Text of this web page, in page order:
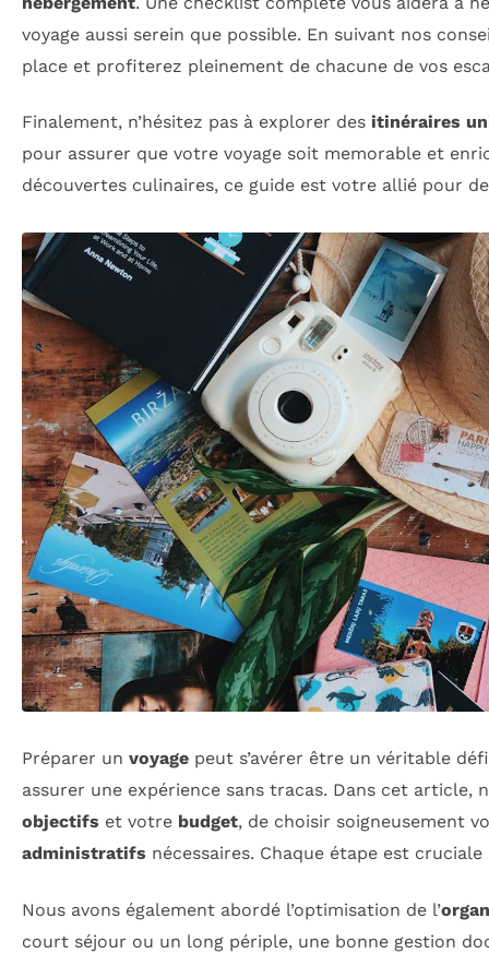
voyage aussi serein que possible. En suivant nos
place et profiterez pleinement de chacune de vos
Finalement, n’hésitez pas à explorer des itinéraires
pour assurer que votre voyage soit memorable et
découvertes culinaires, ce guide est votre allié pour
Préparer un voyage peut s’avérer être un véritable
assurer une expérience sans tracas. Dans cet article,
objectifs et votre budget, de choisir soigneusement
administratifs nécessaires. Chaque étape est
Nous avons également abordé l’optimisation de l’
court séjour ou un long périple, une bonne gestion